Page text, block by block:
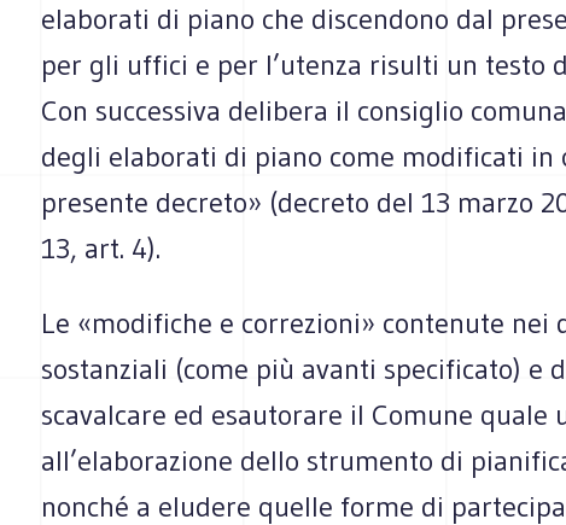
elaborati di piano che discendono dal
per gli uffici e per l’utenza risulti un testo
Con successiva delibera il consiglio
degli elaborati di piano come modificati in
presente decreto» (decreto del 13 marzo
13, art. 4).
Le «modifiche e correzioni» contenute nei
sostanziali (come più avanti specificato) e
scavalcare ed esautorare il Comune quale
all’elaborazione dello strumento di
nonché a eludere quelle forme di